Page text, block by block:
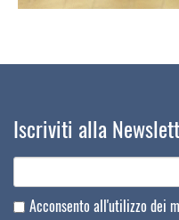
Iscriviti alla
Acconsento all'utilizzo dei